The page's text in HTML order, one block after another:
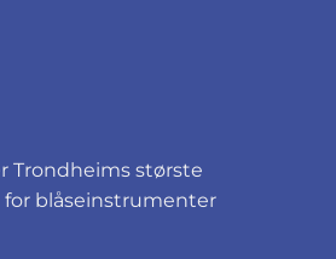
Trondheims største
blåseinstrumenter